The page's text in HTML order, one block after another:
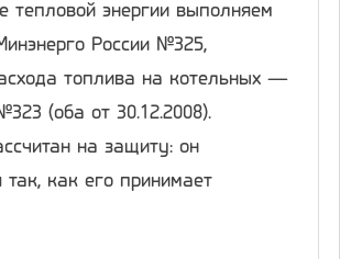
тепловой энергии выполняем
России №325,
топлива на котельных —
(оба от 30.12.2008).
на защиту: он
так, как его принимает